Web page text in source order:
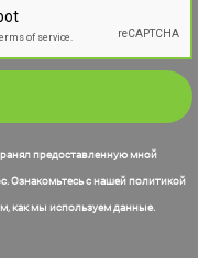
предоставленную мной
Ознакомьтесь с нашей политикой
как мы используем данные.